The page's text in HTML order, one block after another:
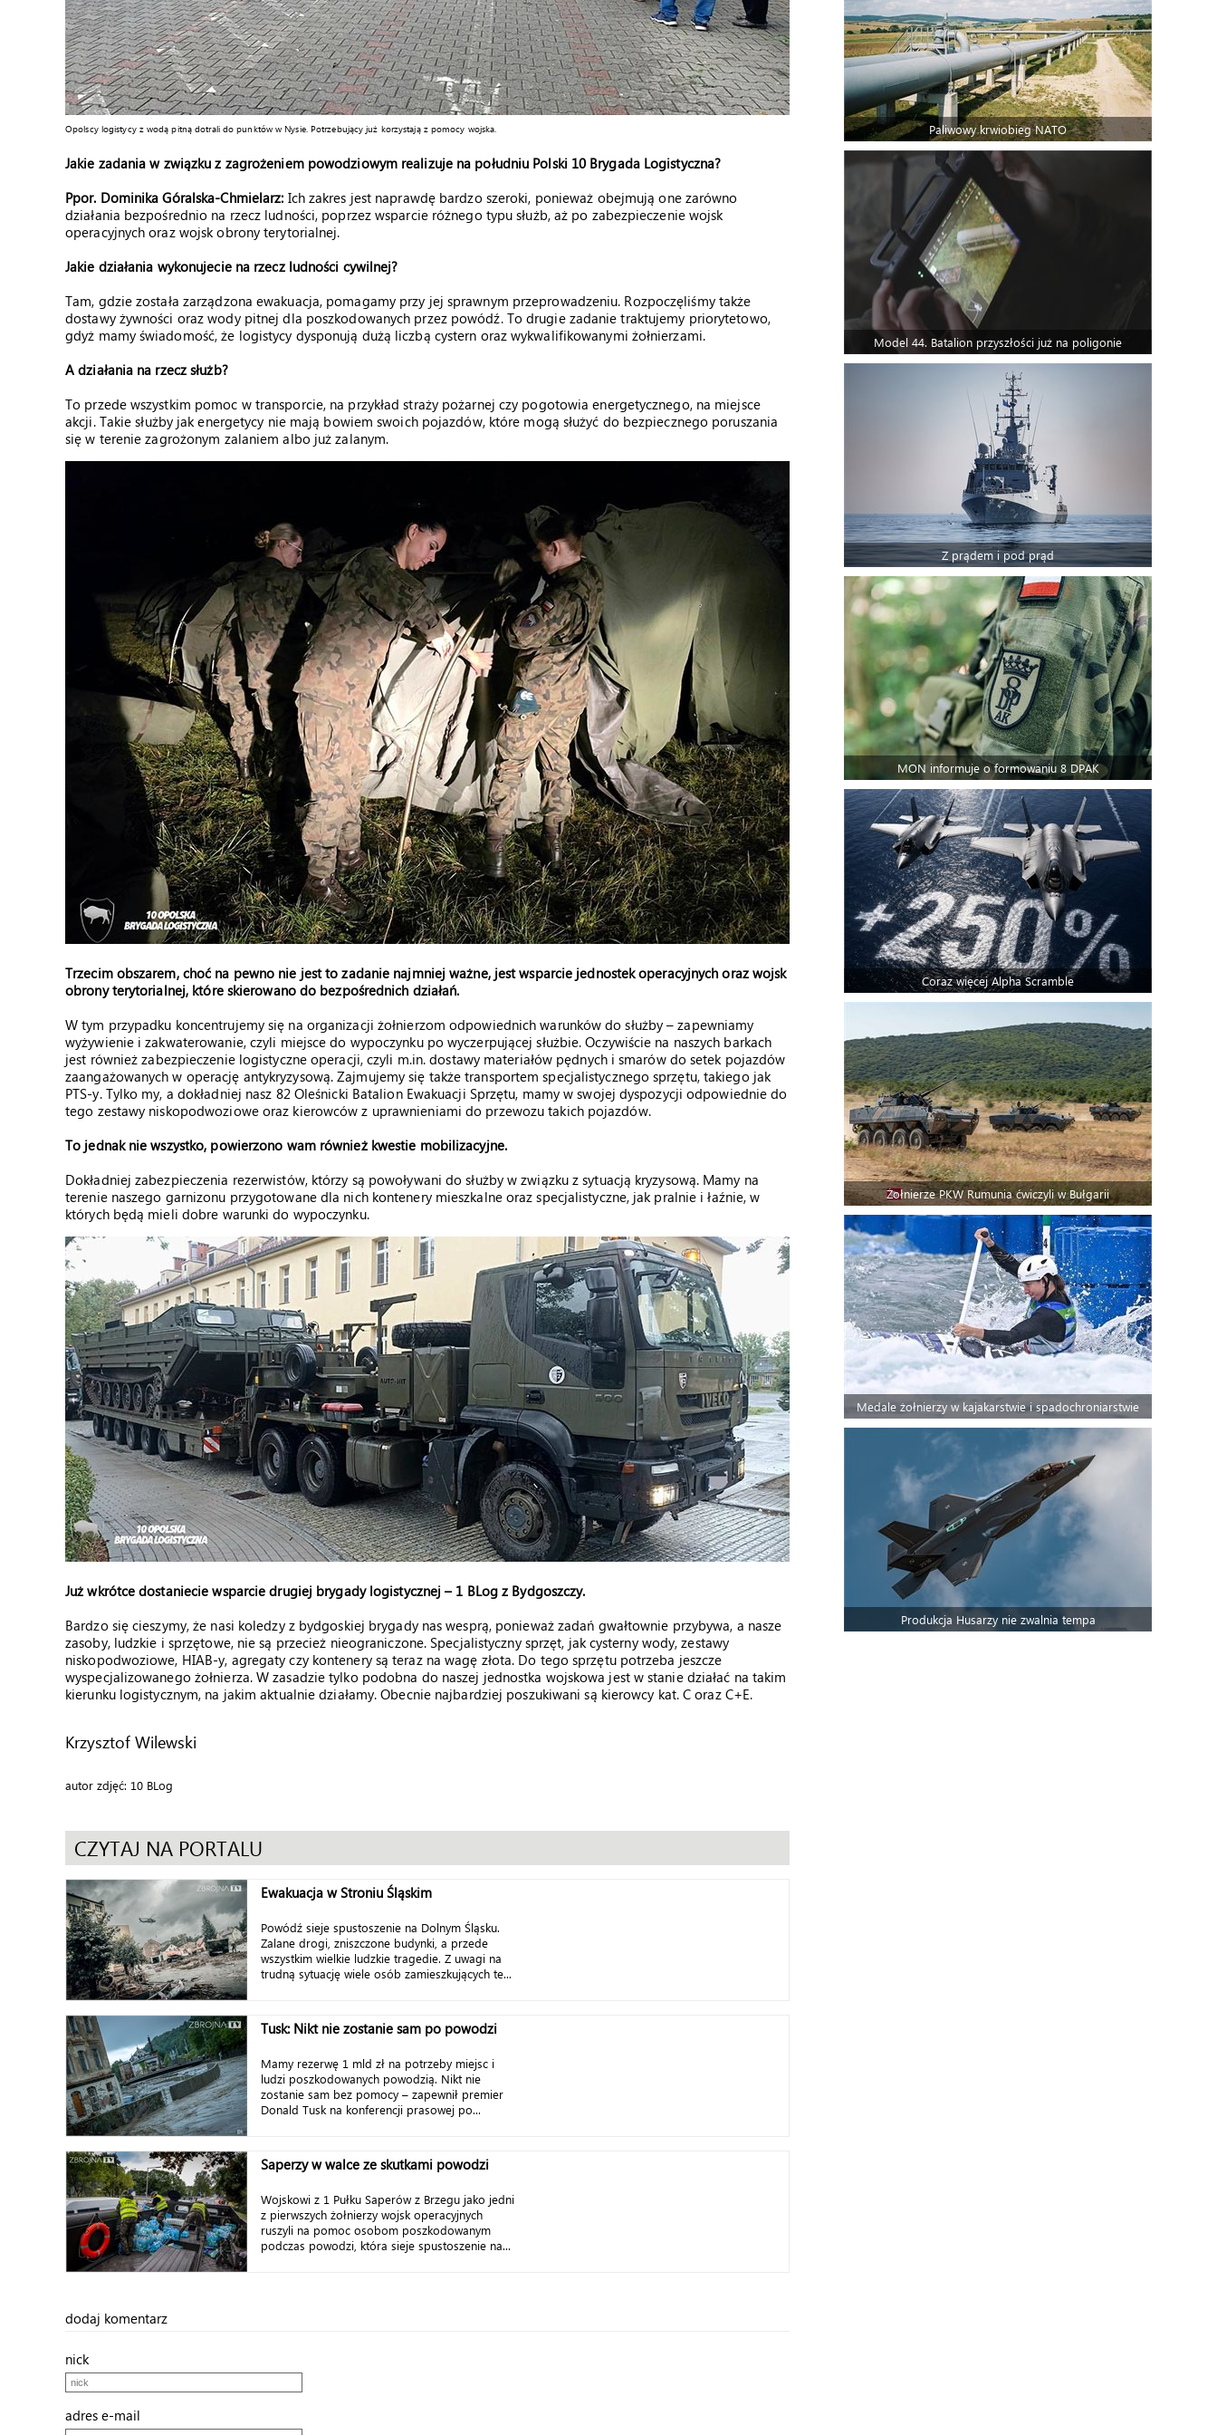
Opolscy logistycy z wodą pitną dotrali do punktów w Nysie. Potrzebujący już korzystają z pomocy wojska.
Jakie zadania w związku z zagrożeniem powodziowym realizuje na południu Polski 10 Brygada Logistyczna?
Ppor. Dominika Góralska-Chmielarz: Ich zakres jest naprawdę bardzo szeroki, ponieważ obejmują one zarówno
działania bezpośrednio na rzecz ludności, poprzez wsparcie różnego typu służb, aż po zabezpieczenie wojsk
operacyjnych oraz wojsk obrony terytorialnej.
Jakie działania wykonujecie na rzecz ludności cywilnej?
Tam, gdzie została zarządzona ewakuacja, pomagamy przy jej sprawnym przeprowadzeniu. Rozpoczęliśmy także
dostawy żywności oraz wody pitnej dla poszkodowanych przez powódź. To drugie zadanie traktujemy priorytetowo,
gdyż mamy świadomość, że logistycy dysponują dużą liczbą cystern oraz wykwalifikowanymi żołnierzami.
A działania na rzecz służb?
To przede wszystkim pomoc w transporcie, na przykład straży pożarnej czy pogotowia energetycznego, na miejsce
akcji. Takie służby jak energetycy nie mają bowiem swoich pojazdów, które mogą służyć do bezpiecznego poruszania
się w terenie zagrożonym zalaniem albo już zalanym.
Trzecim obszarem, choć na pewno nie jest to zadanie najmniej ważne, jest wsparcie jednostek operacyjnych oraz wojsk
obrony terytorialnej, które skierowano do bezpośrednich działań.
W tym przypadku koncentrujemy się na organizacji żołnierzom odpowiednich warunków do służby – zapewniamy
wyżywienie i zakwaterowanie, czyli miejsce do wypoczynku po wyczerpującej służbie. Oczywiście na naszych barkach
jest również zabezpieczenie logistyczne operacji, czyli m.in. dostawy materiałów pędnych i smarów do setek pojazdów
zaangażowanych w operację antykryzysową. Zajmujemy się także transportem specjalistycznego sprzętu, takiego jak
PTS-y. Tylko my, a dokładniej nasz 82 Oleśnicki Batalion Ewakuacji Sprzętu, mamy w swojej dyspozycji odpowiednie do
tego zestawy niskopodwoziowe oraz kierowców z uprawnieniami do przewozu takich pojazdów.
To jednak nie wszystko, powierzono wam również kwestie mobilizacyjne.
Dokładniej zabezpieczenia rezerwistów, którzy są powoływani do służby w związku z sytuacją kryzysową. Mamy na
terenie naszego garnizonu przygotowane dla nich kontenery mieszkalne oraz specjalistyczne, jak pralnie i łaźnie, w
których będą mieli dobre warunki do wypoczynku.
Już wkrótce dostaniecie wsparcie drugiej brygady logistycznej – 1 BLog z Bydgoszczy.
Bardzo się cieszymy, że nasi koledzy z bydgoskiej brygady nas wesprą, ponieważ zadań gwałtownie przybywa, a nasze
zasoby, ludzkie i sprzętowe, nie są przecież nieograniczone. Specjalistyczny sprzęt, jak cysterny wody, zestawy
niskopodwoziowe, HIAB-y, agregaty czy kontenery są teraz na wagę złota. Do tego sprzętu potrzeba jeszcze
wyspecjalizowanego żołnierza. W zasadzie tylko podobna do naszej jednostka wojskowa jest w stanie działać na takim
kierunku logistycznym, na jakim aktualnie działamy. Obecnie najbardziej poszukiwani są kierowcy kat. C oraz C+E.
Krzysztof Wilewski
autor zdjęć: 10 BLog
CZYTAJ NA PORTALU
Ewakuacja w Stroniu Śląskim
Powódź sieje spustoszenie na Dolnym Śląsku.
Zalane drogi, zniszczone budynki, a przede
wszystkim wielkie ludzkie tragedie. Z uwagi na
trudną sytuację wiele osób zamieszkujących te...
Tusk: Nikt nie zostanie sam po powodzi
Mamy rezerwę 1 mld zł na potrzeby miejsc i
ludzi poszkodowanych powodzią. Nikt nie
zostanie sam bez pomocy – zapewnił premier
Donald Tusk na konferencji prasowej po...
Saperzy w walce ze skutkami powodzi
Wojskowi z 1 Pułku Saperów z Brzegu jako jedni
z pierwszych żołnierzy wojsk operacyjnych
ruszyli na pomoc osobom poszkodowanym
podczas powodzi, która sieje spustoszenie na...
dodaj komentarz
nick
adres e-mail
Paliwowy krwiobieg NATO
Model 44. Batalion przyszłości już na poligonie
Z prądem i pod prąd
MON informuje o formowaniu 8 DPAK
Coraz więcej Alpha Scramble
Żołnierze PKW Rumunia ćwiczyli w Bułgarii
Medale żołnierzy w kajakarstwie i spadochroniarstwie
Produkcja Husarzy nie zwalnia tempa